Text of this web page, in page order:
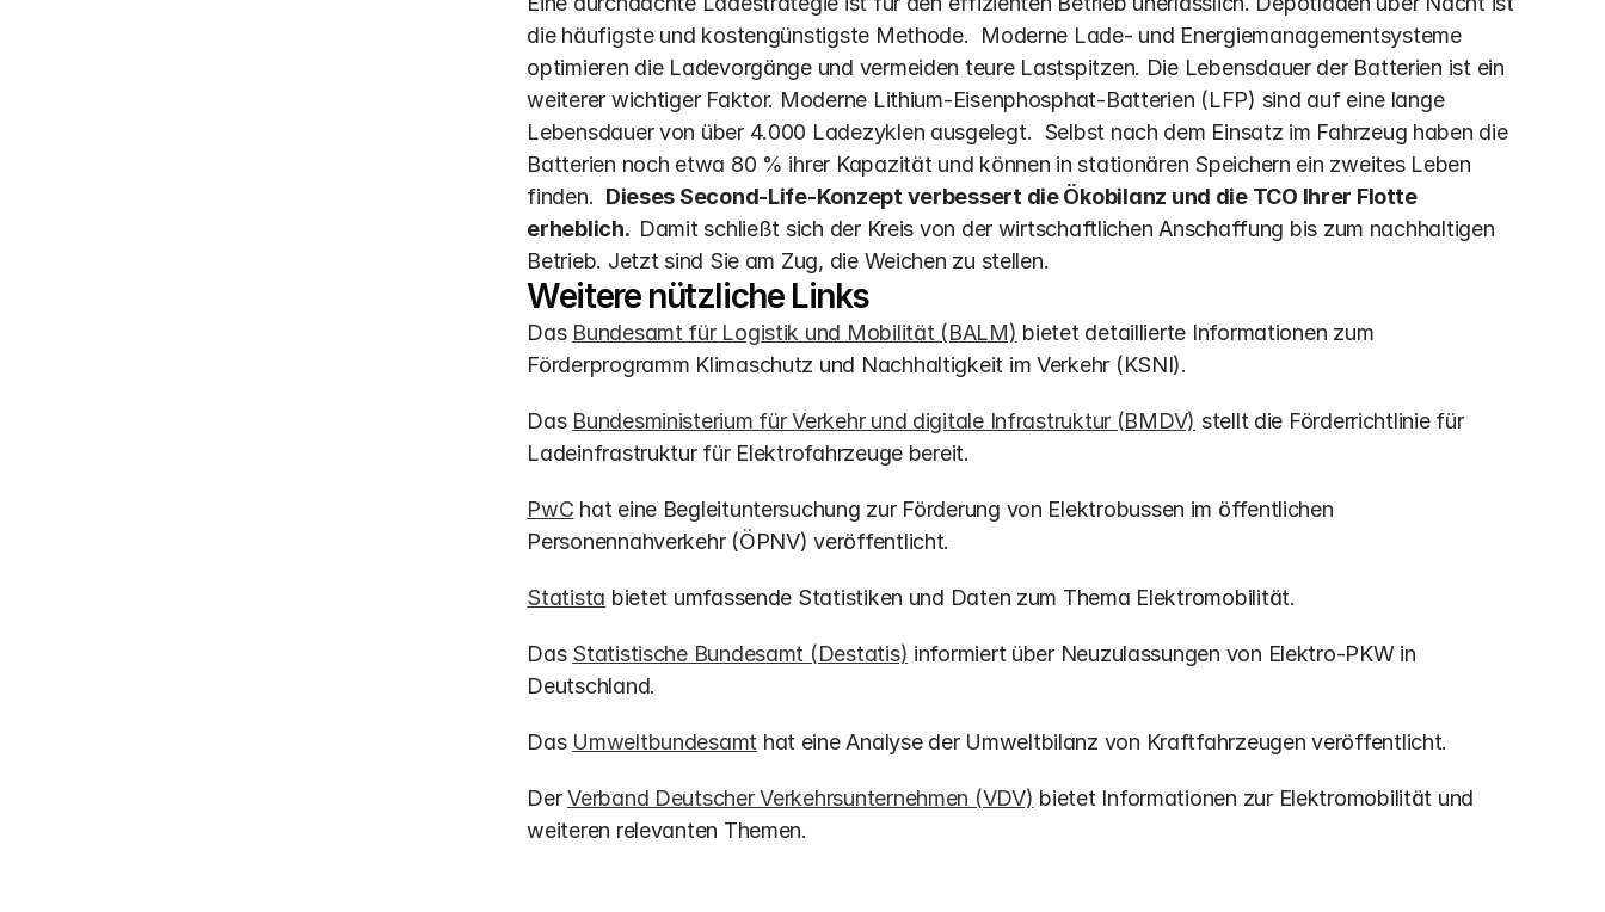
die häufigste und kostengünstigste Methode.  Moderne Lade- und Energiemanagementsysteme
optimieren die Ladevorgänge und vermeiden teure Lastspitzen. Die Lebensdauer der Batterien ist ein
weiterer wichtiger Faktor. Moderne Lithium-Eisenphosphat-Batterien (LFP) sind auf eine lange
Lebensdauer von über 4.000 Ladezyklen ausgelegt.  Selbst nach dem Einsatz im Fahrzeug haben die
Batterien noch etwa 80 % ihrer Kapazität und können in stationären Speichern ein zweites Leben
finden. Dieses Second-Life-Konzept verbessert die Ökobilanz und die TCO Ihrer Flotte
erheblich. Damit schließt sich der Kreis von der wirtschaftlichen Anschaffung bis zum nachhaltigen
Betrieb. Jetzt sind Sie am Zug, die Weichen zu stellen.
Weitere nützliche Links
Das Bundesamt für Logistik und Mobilität (BALM) bietet detaillierte Informationen zum
Förderprogramm Klimaschutz und Nachhaltigkeit im Verkehr (KSNI).
Das Bundesministerium für Verkehr und digitale Infrastruktur (BMDV) stellt die Förderrichtlinie für
Ladeinfrastruktur für Elektrofahrzeuge bereit.
PwC hat eine Begleituntersuchung zur Förderung von Elektrobussen im öffentlichen
Personennahverkehr (ÖPNV) veröffentlicht.
Statista bietet umfassende Statistiken und Daten zum Thema Elektromobilität.
Das Statistische Bundesamt (Destatis) informiert über Neuzulassungen von Elektro-PKW in
Deutschland.
Das Umweltbundesamt hat eine Analyse der Umweltbilanz von Kraftfahrzeugen veröffentlicht.
Der Verband Deutscher Verkehrsunternehmen (VDV) bietet Informationen zur Elektromobilität und
weiteren relevanten Themen.